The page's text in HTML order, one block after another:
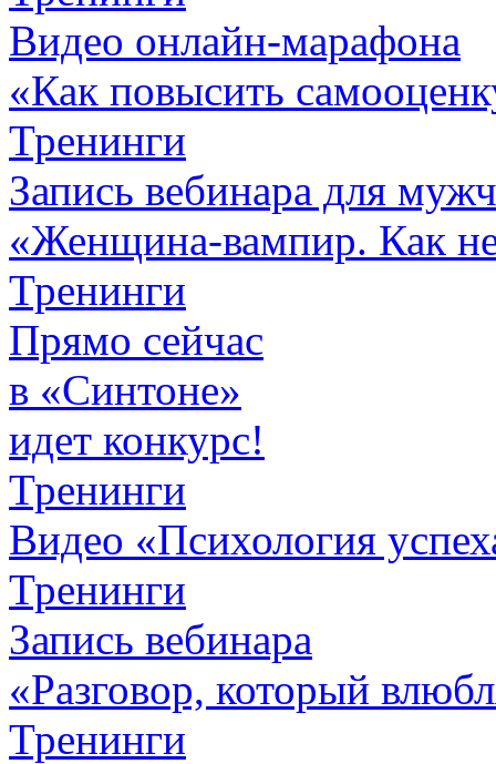
Видео онлайн-марафона
«Как повысить
Тренинги
Запись вебинара для
«Женщина-вампир. Как не
Тренинги
Прямо сейчас
в «Синтоне»
идет конкурс!
Тренинги
Видео «Психология
Тренинги
Запись вебинара
«Разговор, который
Тренинги